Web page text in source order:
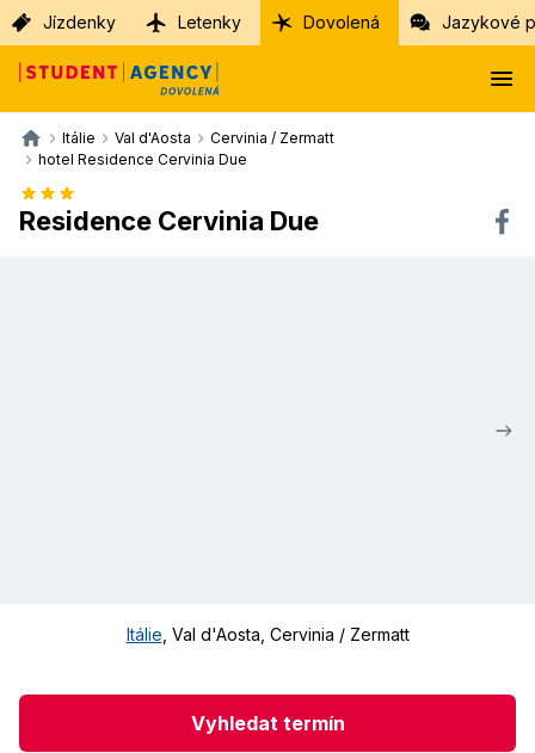
Jízdenky Letenky Dovolená Jazykové
Itálie Val d'Aosta
Cervinia / Zermatt
hotel Residence Cervinia Due
Residence Cervinia Due
Itálie Val d'Aosta Cervinia / Zermatt
Vyhledat termín